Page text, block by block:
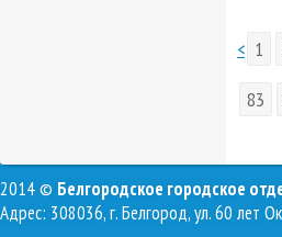
< 1
83
2014 © Белгородское городское
Адрес: 308036, г. Белгород, ул. 60 лет